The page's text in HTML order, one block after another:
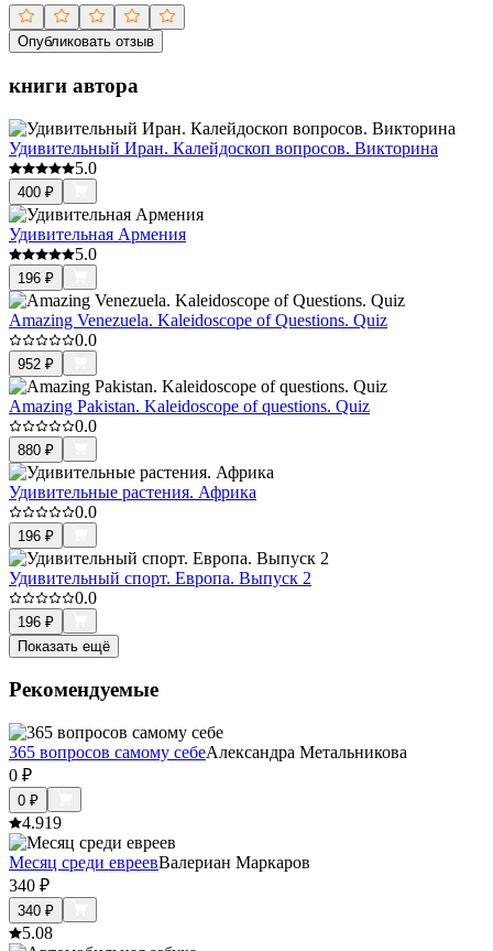
Опубликовать отзыв
книги автора
Удивительный Иран. Калейдоскоп вопросов. Викторина
5.0
400 ₽
Удивительная Армения
5.0
196 ₽
Amazing Venezuela. Kaleidoscope of Questions. Quiz
0.0
952 ₽
Amazing Pakistan. Kaleidoscope of questions. Quiz
0.0
880 ₽
Удивительные растения. Африка
0.0
196 ₽
Удивительный спорт. Европа. Выпуск 2
0.0
196 ₽
Показать ещё
Рекомендуемые
365 вопросов самому себеАлександра Метальникова
0 ₽
0 ₽
4.919
Месяц среди евреевВалериан Маркаров
340 ₽
340 ₽
5.08